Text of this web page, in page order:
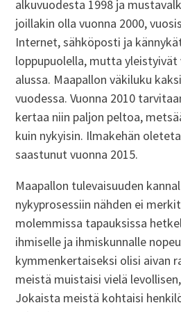
alkuvuodesta 1998 ja
joillakin olla vuonna 2000,
Internet, sähköposti ja
loppupuolella, mutta
alussa. Maapallon väkiluku
vuodessa. Vuonna 2010
kertaa niin paljon peltoa,
kuin nykyisin. Ilmakehän
saastunut vuonna 2015.
Maapallon tulevaisuuden
nykyprosessiin nähden ei
molemmissa tapauksissa
ihmiselle ja ihmiskunnalle
kymmenkertaiseksi olisi aivan
meistä muistaisi vielä
Jokaista meistä kohtaisi